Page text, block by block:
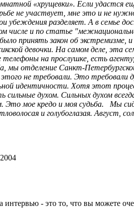
- это то, что вы можете